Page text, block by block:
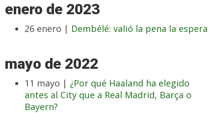
enero de 2023
26 enero | Dembélé: valió la pena la espera
mayo de 2022
11 mayo | ¿Por qué Haaland ha elegido
antes al City que a Real Madrid, Barça o
Bayern?